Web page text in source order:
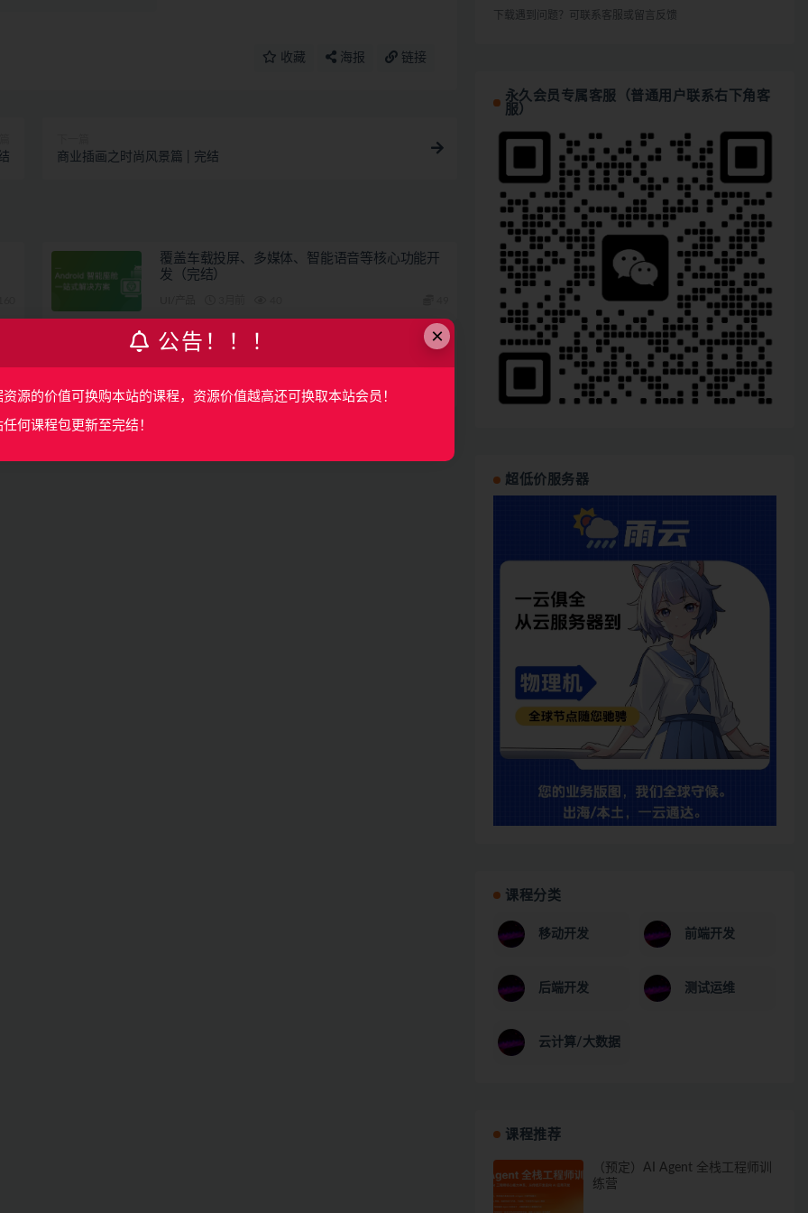
收藏 海报 链接
商业插画之时尚风景篇 | 完结
覆盖车载投屏、多媒体、智能语音等核心功能开
发（完结）
19
卧龙-企业级实战项目（2025全新录制）
UI/产品 7月前 23
下载遇到问题？可联系客服或留言反馈
永久会员专属客服（普通用户联系右下角客
服）
超低价服务器
课程分类
移动开发 前端开发
后端开发 测试运维
云计算/大数据
课程推荐
（预定）AI Agent 全栈工程师训
练营
×
公告！！！
资源的价值可换购本站的课程，资源价值越高还可换取本站会员！
任何课程包更新至完结！